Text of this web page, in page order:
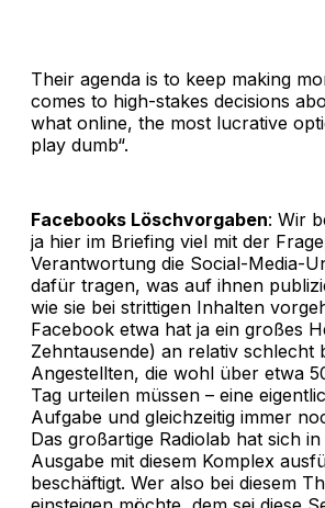
Their agenda is to keep making
comes to high-stakes decisions
what online, the most lucrative
play dumb“.
Facebooks Löschvorgaben: Wir
ja hier im Briefing viel mit der
Verantwortung die Social-Media-
dafür tragen, was auf ihnen
wie sie bei strittigen Inhalten
Facebook etwa hat ja ein großes
Zehntausende) an relativ schlecht
Angestellten, die wohl über etwa
Tag urteilen müssen – eine
Aufgabe und gleichzeitig immer
Das großartige Radiolab hat sich
Ausgabe mit diesem Komplex
beschäftigt. Wer also bei diesem